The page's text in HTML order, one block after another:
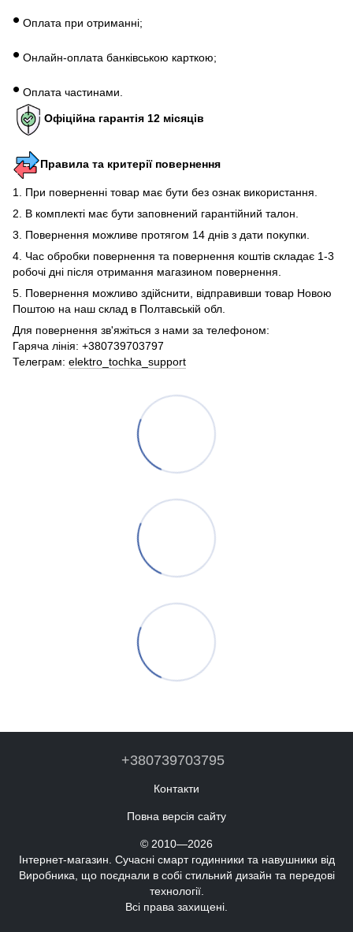
• Оплата при отриманні;
• Онлайн-оплата банківською карткою;
• Оплата частинами.
Офіційна гарантія 12 місяців
Правила та критерії повернення
1. При поверненні товар має бути без ознак використання.
2. В комплекті має бути заповнений гарантійний талон.
3. Повернення можливе протягом 14 днів з дати покупки.
4. Час обробки повернення та повернення коштів складає 1-3
робочі дні після отримання магазином повернення.
5. Повернення можливо здійснити, відправивши товар Новою
Поштою на наш склад в Полтавській обл.
Для повернення зв'яжіться з нами за телефоном:
Гаряча лінія: +380739703797
Телеграм: elektro_tochka_support
+380739703795
Контакти
Повна версія сайту
© 2010—2026
Інтернет-магазин. Сучасні смарт годинники та навушники від
Виробника, що поєднали в собі стильний дизайн та передові
технології.
Всі права захищені.